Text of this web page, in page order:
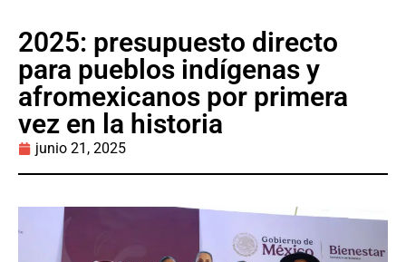
2025: presupuesto directo
para pueblos indígenas y
afromexicanos por primera
vez en la historia
junio 21, 2025